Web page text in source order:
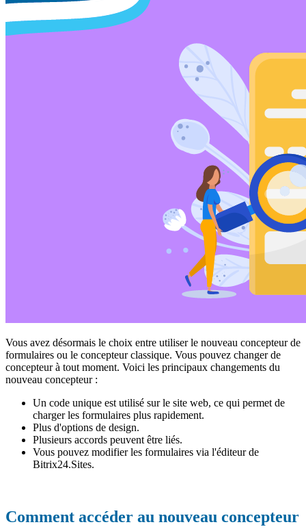
Vous avez désormais le choix entre utiliser le nouveau concepteur de
formulaires ou le concepteur classique. Vous pouvez changer de
concepteur à tout moment. Voici les principaux changements du
nouveau concepteur :
Un code unique est utilisé sur le site web, ce qui permet de
charger les formulaires plus rapidement.
Plus d'options de design.
Plusieurs accords peuvent être liés.
Vous pouvez modifier les formulaires via l'éditeur de
Bitrix24.Sites.
Comment accéder au nouveau concepteur